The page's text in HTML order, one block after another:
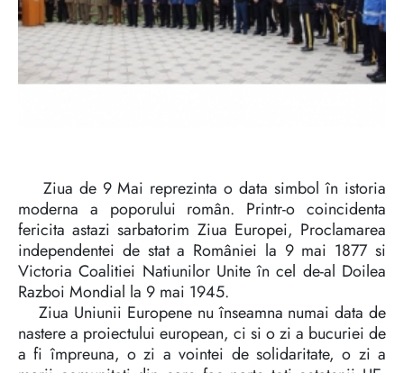
Ziua de 9 Mai reprezinta o data simbol în istoria
moderna a poporului român. Printr-o coincidenta
fericita astazi sarbatorim Ziua Europei, Proclamarea
independentei de stat a României la 9 mai 1877 si
Victoria Coalitiei Natiunilor Unite în cel de-al Doilea
Razboi Mondial la 9 mai 1945.
Ziua Uniunii Europene nu înseamna numai data de
nastere a proiectului european, ci si o zi a bucuriei de
a fi împreuna, o zi a vointei de solidaritate, o zi a